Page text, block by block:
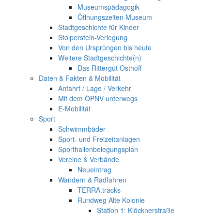
Museumspädagogik
Öffnungszeiten Museum
Stadtgeschichte für Kinder
Stolperstein-Verlegung
Von den Ursprüngen bis heute
Weitere Stadtgeschichte(n)
Das Rittergut Osthoff
Daten & Fakten & Mobilität
Anfahrt / Lage / Verkehr
Mit dem ÖPNV unterwegs
E-Mobilität
Sport
Schwimmbäder
Sport- und Freizeitanlagen
Sporthallenbelegungsplan
Vereine & Verbände
Neueintrag
Wandern & Radfahren
TERRA.tracks
Rundweg Alte Kolonie
Station 1: Klöcknerstraße